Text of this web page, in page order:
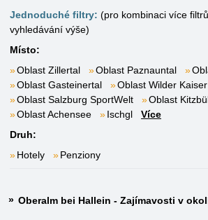
Jednoduché filtry: (pro kombinaci více
vyhledávání výše)
Místo:
Oblast Zillertal
Oblast Paznauntal
Oblast Gasteinertal
Oblast Wilder
Oblast Salzburg SportWelt
Oblast
Oblast Achensee
Ischgl
Více
Druh:
Hotely
Penziony
Oberalm bei Hallein - Zajímavosti v